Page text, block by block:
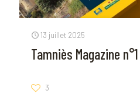
13 juillet 2025
Tamniès Magazine n°1
3